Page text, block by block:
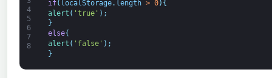
4
5
6
7
8
if( localStorage. length > 0) {
alert ( 'true' ) ;
}
else{
alert ( 'false' ) ;
}